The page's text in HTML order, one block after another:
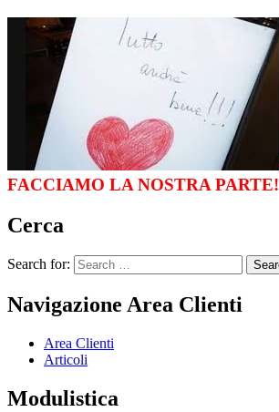
FACCIAMO LA NOSTRA PARTE!
Cerca
Search for:
Navigazione Area Clienti
Area Clienti
Articoli
Modulistica